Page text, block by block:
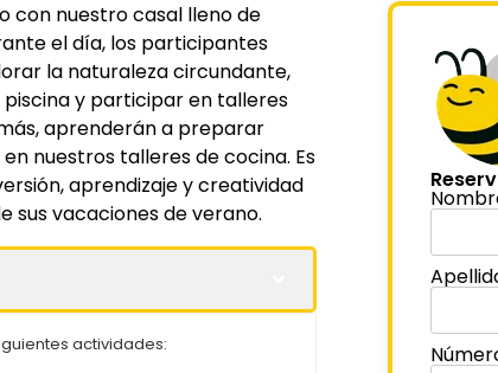
con nuestro casal lleno de
el día, los participantes
la naturaleza circundante,
y participar en talleres
aprenderán a preparar
nuestros talleres de cocina. Es
aprendizaje y creatividad
sus vacaciones de verano.
actividades: